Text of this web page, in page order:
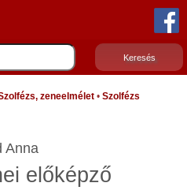
zeneelmélet • Szolfézs
Anna
előképző